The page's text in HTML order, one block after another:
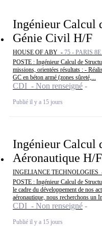
Ingénieur Calcul
Génie Civil H/F
HOUSE OF ABY - 75 - PARIS
POSTE : Ingénieur Calcul de
missions, orientées résultats : -
GC en béton armé (zones sûreté,...
CDI - Non renseigné
Publié il y a 15 jours
Ingénieur Calcul
Aéronautique H/F
INGELIANCE TECHNOLOGIES
POSTE : Ingénieur Calcul de
le cadre du développement de nos
aéronautique, nous recherchons un
CDI - Non renseigné
Publié il y a 15 jours